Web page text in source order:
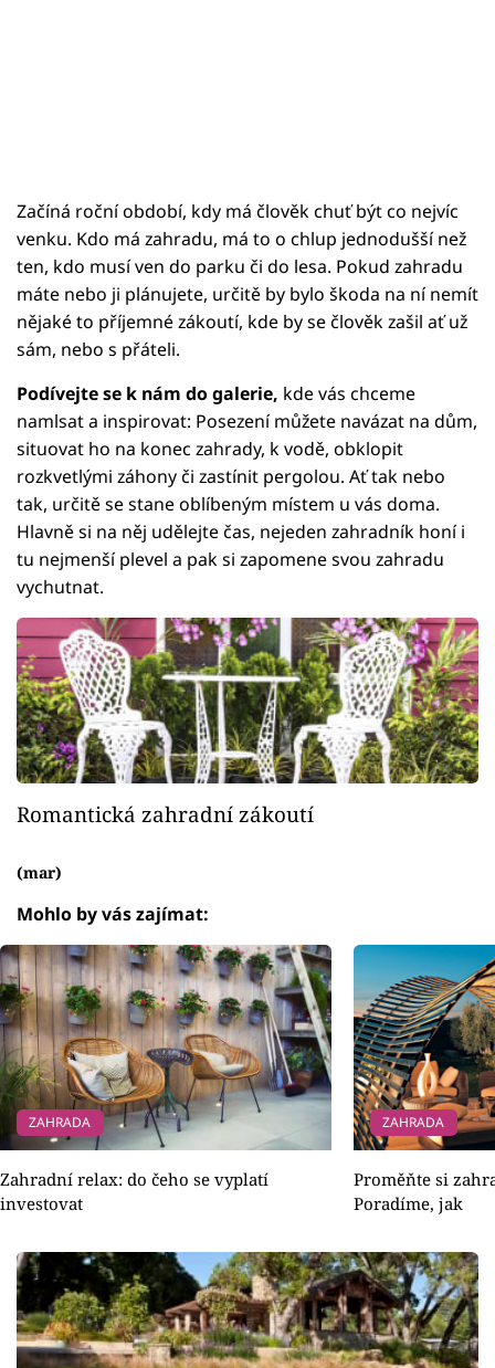
Začíná roční období, kdy má člověk chuť být co nejvíc
venku. Kdo má zahradu, má to o chlup jednodušší než
ten, kdo musí ven do parku či do lesa. Pokud zahradu
máte nebo ji plánujete, určitě by bylo škoda na ní nemít
nějaké to příjemné zákoutí, kde by se člověk zašil ať už
sám, nebo s přáteli.
Podívejte se k nám do galerie, kde vás chceme
namlsat a inspirovat: Posezení můžete navázat na dům,
situovat ho na konec zahrady, k vodě, obklopit
rozkvetlými záhony či zastínit pergolou. Ať tak nebo
tak, určitě se stane oblíbeným místem u vás doma.
Hlavně si na něj udělejte čas, nejeden zahradník honí i
tu nejmenší plevel a pak si zapomene svou zahradu
vychutnat.
Romantická zahradní zákoutí
(mar)
Mohlo by vás zajímat:
ZAHRADA
Zahradní relax: do čeho se vyplatí
investovat
ZAHRADA
Proměňte si
Poradíme, jak